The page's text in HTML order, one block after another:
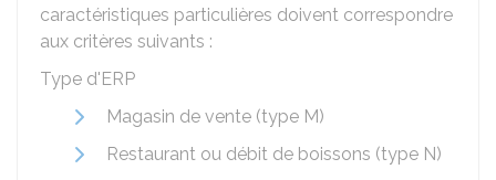
caractéristiques particulières doivent correspondre
aux critères suivants :
Type d'ERP
Magasin de vente (type M)
Restaurant ou débit de boissons (type N)